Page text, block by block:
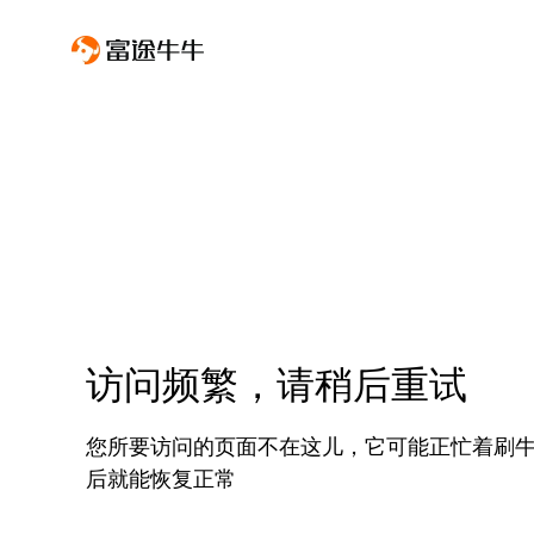
访问频繁，请稍后重试
您所要访问的页面不在这儿，它可能正忙着刷
后就能恢复正常